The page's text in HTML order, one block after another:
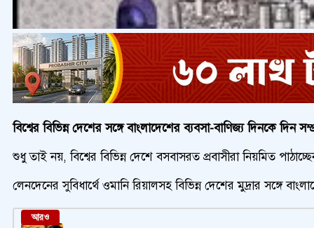
বিশ্বের বিভিন্ন দেশের সঙ্গে বাংলাদেশের ব্যবসা-বাণিজ্য দিনকে দিন
শুধু তাই নয়, বিশ্বের বিভিন্ন দেশে বসবাসরত প্রবাসীরা নিয়মিত
লেনদেনের সুবিধার্থে ওমানি রিয়ালসহ বিভিন্ন দেশের মুদ্রার সঙ্গে
আরও